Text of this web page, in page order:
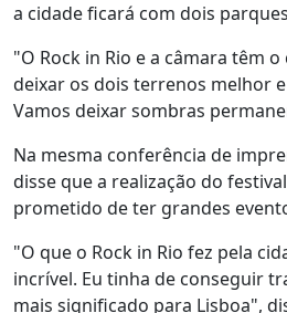
a cidade ficará com dois
"O Rock in Rio e a câmara têm
deixar os dois terrenos melhor
Vamos deixar sombras
Na mesma conferência de
disse que a realização do
prometido de ter grandes
"O que o Rock in Rio fez pela
incrível. Eu tinha de conseguir
mais significado para Lisboa",